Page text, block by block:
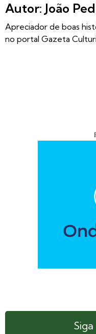
Autor: João
Apreciador de boas
no portal Gazeta